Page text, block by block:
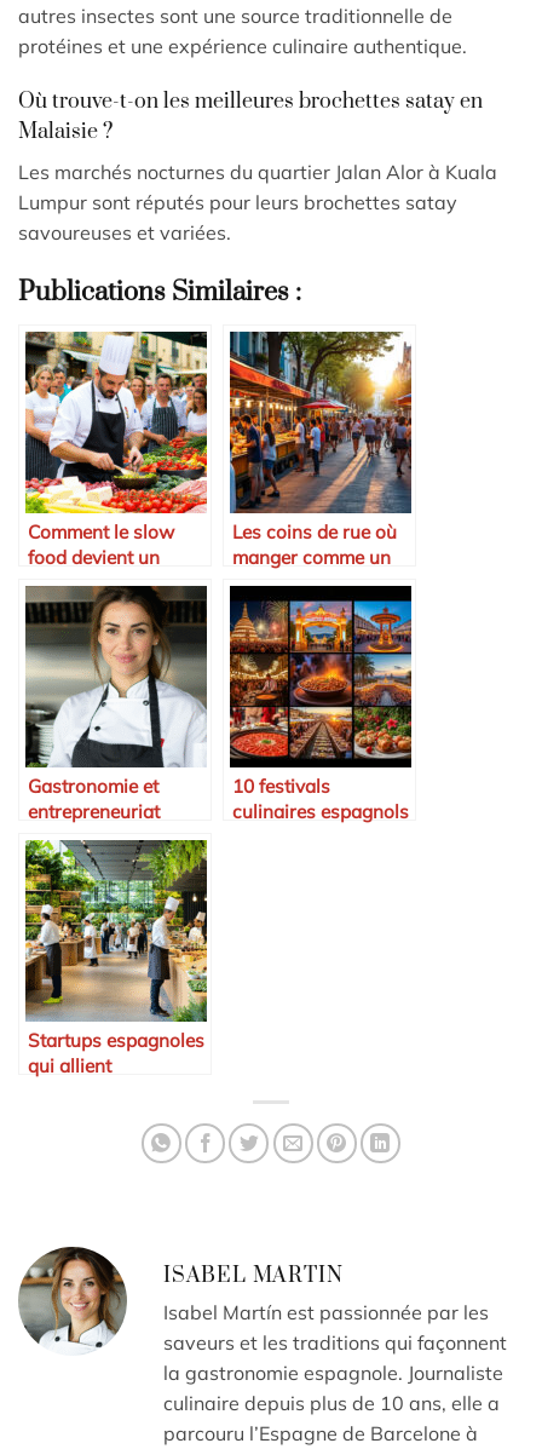
autres insectes sont une source traditionnelle de
protéines et une expérience culinaire authentique.
Où trouve-t-on les meilleures brochettes satay en
Malaisie ?
Les marchés nocturnes du quartier Jalan Alor à Kuala
Lumpur sont réputés pour leurs brochettes satay
savoureuses et variées.
Publications Similaires :
Comment le slow
food devient un
business rentable en
Espagne
Les coins de rue où
manger comme un
vrai local
Gastronomie et
entrepreneuriat
féminin en Espagne
10 festivals
culinaires espagnols
Startups espagnoles
qui allient
ISABEL MARTIN
Isabel Martín est passionnée par les
saveurs et les traditions qui façonnent
la gastronomie espagnole. Journaliste
culinaire depuis plus de 10 ans, elle a
parcouru l’Espagne de Barcelone à